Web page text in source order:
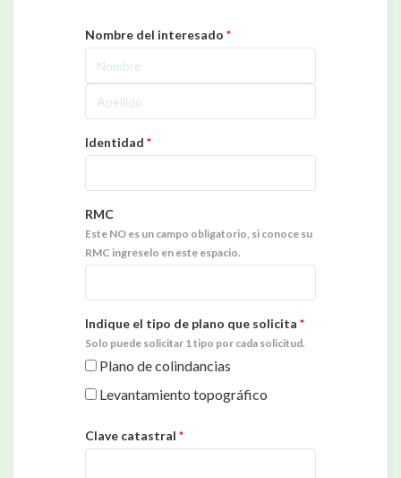
Nombre del interesado *
Identidad *
RMC
Este NO es un campo obligatorio, si conoce su
RMC ingreselo en este espacio.
Indique el tipo de plano que solicita *
Solo puede solicitar 1 tipo por cada solicitud.
Plano de colindancias
Levantamiento topográfico
Clave catastral *